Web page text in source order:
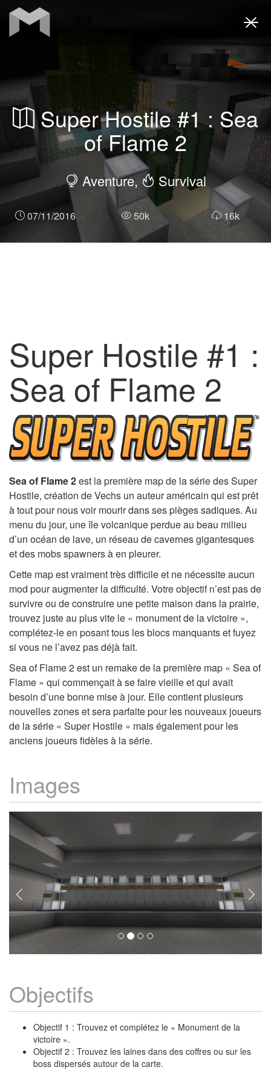
Super Hostile #1 : Sea
of Flame 2
Aventure, Survival
07/11/2016 50k 16k
Super Hostile #1 :
Sea of Flame 2
Sea of Flame 2est la première map de la série des Super
Hostile, création de Vechs un auteur américain qui est prêt
à tout pour nous voir mourir dans ses pièges sadiques. Au
menu du jour, une île volcanique perdue au beau milieu
d’un océan de lave, un réseau de cavernes gigantesques
et des mobs spawners à en pleurer.
Cette map est vraiment très difficile et ne nécessite aucun
mod pour augmenter la difficulté. Votre objectif n’est pas de
survivre ou de construire une petite maison dans la prairie,
trouvez juste au plus vite le « monument de la victoire »,
complétez-le en posant tous les blocs manquants et fuyez
si vous ne l’avez pas déjà fait.
Sea of Flame 2 est un remake de la première map « Sea of
Flame » qui commençait à se faire vieille et qui avait
besoin d’une bonne mise à jour. Elle contient plusieurs
nouvelles zones et sera parfaite pour les nouveaux joueurs
de la série « Super Hostile » mais également pour les
anciens joueurs fidèles à la série.
Images
Objectifs
Objectif 1 : Trouvez et complétez le « Monument de la
victoire ».
Objectif 2 : Trouvez les laines dans des coffres ou sur les
boss dispersés autour de la carte.